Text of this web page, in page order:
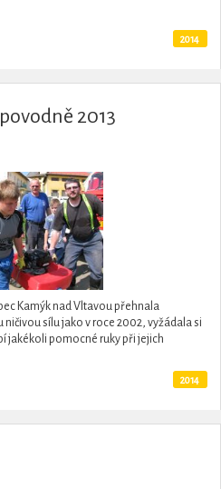
2014
2013
Kamýk nad Vltavou přehnala
sílu jako v roce 2002, vyžádala si
jakékoli pomocné ruky při jejich
2014